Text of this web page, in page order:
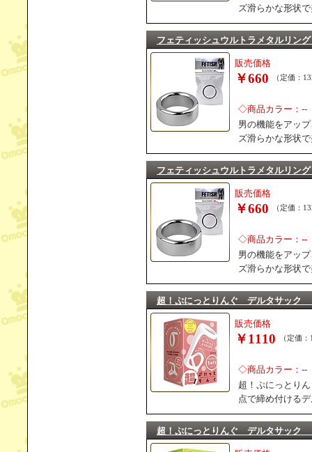
ズ滑らかな形状
フェティッシュウルトラメタルリ
販売価格
￥660 （定価：
◇商品カラー：--
男の機能をアッ
ズ滑らかな形状
フェティッシュウルトラメタルリ
販売価格
￥660 （定価：
◇商品カラー：--
男の機能をアッ
ズ滑らかな形状
超！ぷにっとりんぐ デルタサック
販売価格
￥1110 （定価
◇商品カラー：--
超！ぷにっとり
点で締め付ける
超！ぷにっとりんぐ デルタサック